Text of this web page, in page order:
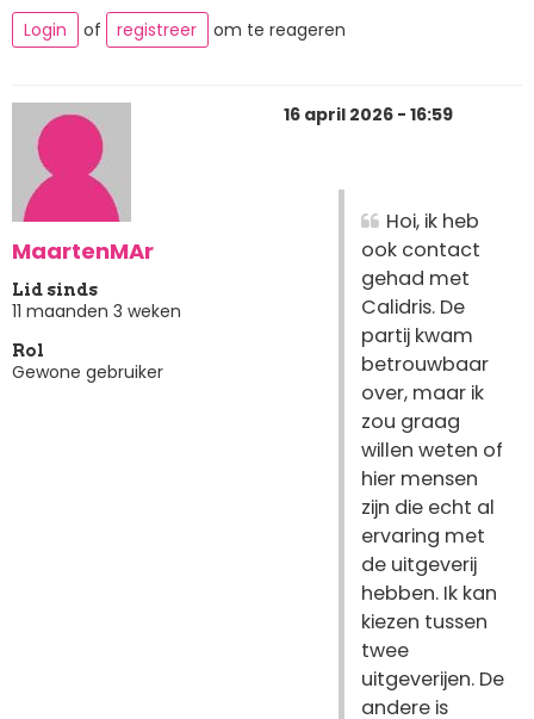
Login of registreer om te reageren
MaartenMAr
Lid sinds
11 maanden 3 weken
Rol
Gewone gebruiker
16 april 2026 - 16:59
Hoi, ik heb
ook contact
gehad met
Calidris. De
partij kwam
betrouwbaar
over, maar ik
zou graag
willen weten of
hier mensen
zijn die echt al
ervaring met
de uitgeverij
hebben. Ik kan
kiezen tussen
twee
uitgeverijen. De
andere is